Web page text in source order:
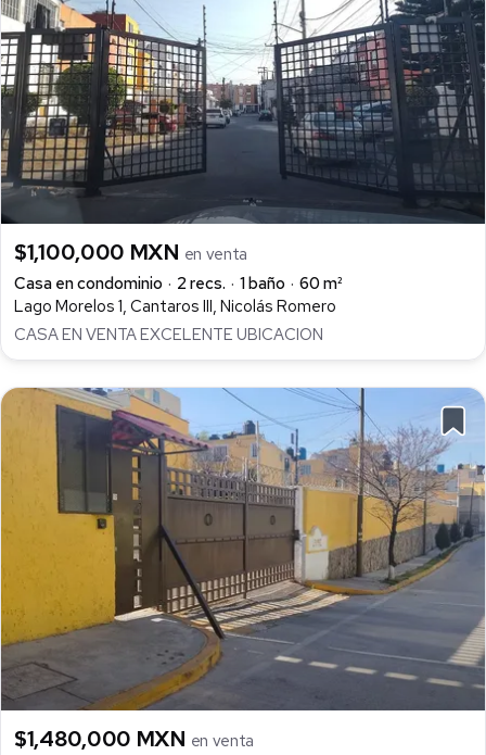
$1,100,000 MXN en venta
Casa en condominio
2 recs. 1 baño
60 m²
Lago Morelos 1, Cantaros III, Nicolás Romero
CASA EN VENTA EXCELENTE UBICACION
$1,480,000 MXN en venta